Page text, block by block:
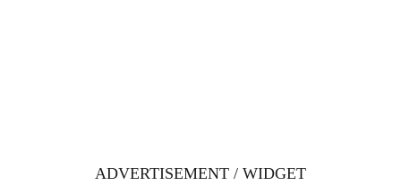
ADVERTISEMENT / WIDGET